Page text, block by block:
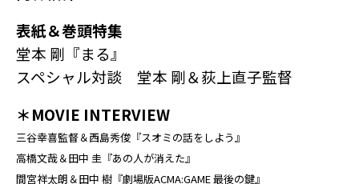
表紙＆巻頭特集
堂本 剛『まる』
スペシャル対談 堂本 剛＆荻上直子監督
＊MOVIE INTERVIEW
三谷幸喜監督＆西島秀俊『スオミの話をしよう』
高橋文哉＆田中 圭『あの人が消えた』
間宮祥太朗＆田中 樹『劇場版ACMA:GAME 最後の鍵』